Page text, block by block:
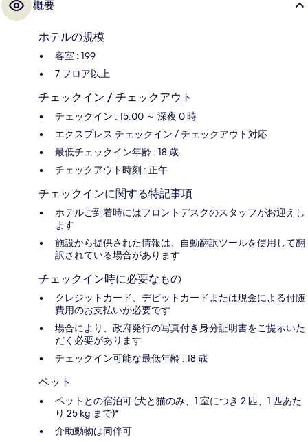
概要
ホテルの規模
客室 : 199
7 フロア以上
チェックイン / チェックアウト
チェックイン : 15:00 ～ 深夜 0 時
エクスプレス チェックイン / チェックアウト対応
最低チェックイン年齢 : 18 歳
チェックアウト時刻 : 正午
チェックインに関する特記事項
ホテルご到着時にはフロントデスクのスタッフがお迎えし
ます
施設から提供された情報は、自動翻訳ツールを使用して翻
訳されている場合があります
チェックイン時に必要なもの
クレジットカード、デビットカードまたは現金による付随
費用のお支払いが必要です
場合により、政府発行の写真付き身分証明書をご提示いた
だく必要があります
チェックイン可能な最低年齢 : 18 歳
ペット
ペットとの宿泊可 (犬と猫のみ、1 室につき 2 匹、1 匹あた
り 25 kg まで)*
介助動物は同伴可